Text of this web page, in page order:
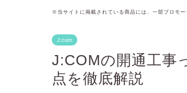
※当サイトに掲載されている商品には、一部プロモ
J:com
J:COMの開通工事
点を徹底解説